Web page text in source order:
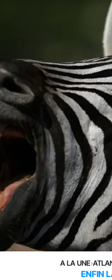
A LA UNE›
ENFIN